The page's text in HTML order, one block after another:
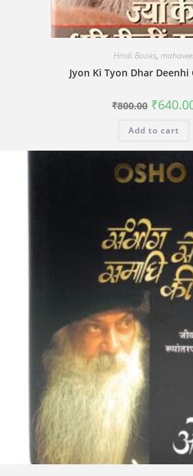
Hindi Books,
Jyon Ki Tyon Dhar Deenhi
₹800.00 Original
price
₹800.00.
₹
Add to cart